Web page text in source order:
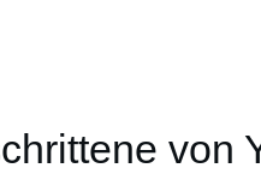
von